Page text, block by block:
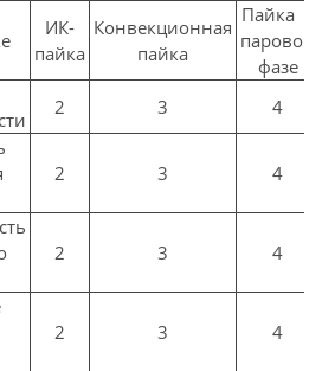
ИК-
пайка
Конвекционная
пайка
Пайка в
паровой
фазе
2 3 4
2 3 4
2 3 4
2 3 4